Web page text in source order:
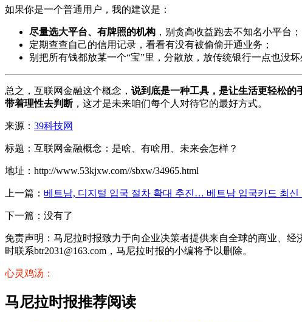
如果你是一个普通用户，我的建议是：
尽量选大平台、有牌照的机构 ，别贪高收益跑去不知名小平台；
定期查查自己的信用记录，看看有没有被偷偷开通业务；
别把所有钱都放某一个“宝”里，分散放，放传统银行一点也没坏
总之，互联网金融这个概念， 说到底是一种工具，是让生活更轻松的
带着理性去判断，这才是未来咱们每个人对待它的最好方式。
来源： 39科技网
标题：互联网金融概念：是啥、有啥用、未来会怎样？
地址：http://www.53kjxw.com//sbxw/34965.html
上一篇： 베트남, 디지털 입국 절차 확대 추진… 베트남 입국카드 최신
下一篇：没有了
免责声明：马尼拉时报致力于向企业决策者提供来自全球的商业、
时联系btr2031@163.com，马尼拉时报的小编将予以删除。
心灵鸡汤：
马尼拉时报推荐阅读